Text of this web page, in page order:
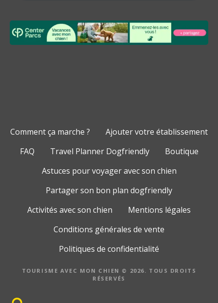
Comment ça marche ?
Ajouter votre établissement
FAQ
Travel Planner Dogfriendly
Boutique
Astuces pour voyager avec son chien
Partager son bon plan dogfriendly
Activités avec son chien
Mentions légales
Conditions générales de vente
Politiques de confidentialité
TOURISME AVEC MON CHIEN © 2026. TOUS DROITS
RÉSERVÉS